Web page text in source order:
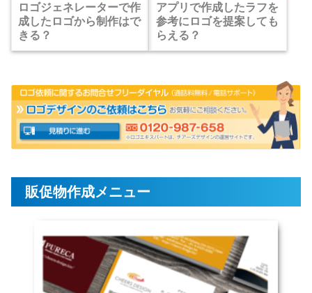
ロゴジェネレーターで作
成したロゴから制作はで
きる？
アプリで作成したラフを
参考にロゴを提案しても
らえる？
販促物作成メニュー